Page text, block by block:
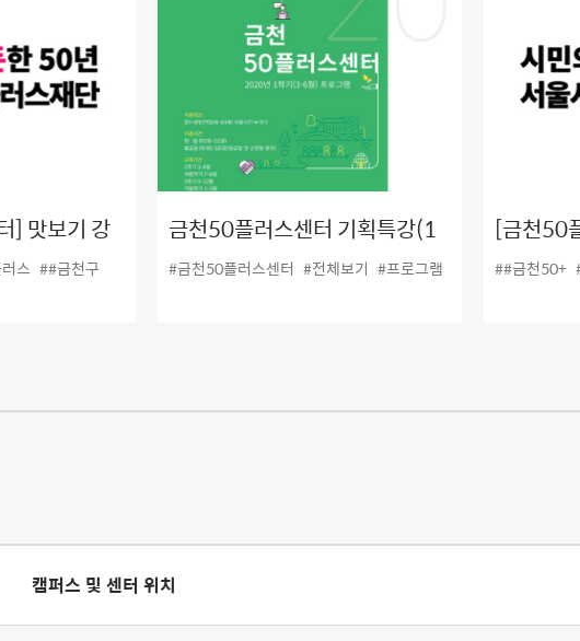
] 맛보기 강
매돌봄전문
스 ##금천구
금천50플러스센터 기획특강(1
월~2월) 프로그램 전체 보기
#금천50플러스센터 #전체보기 #프로그램
[금천50
좌 4탄! #
##금천50+
캠퍼스 및 센터 위치